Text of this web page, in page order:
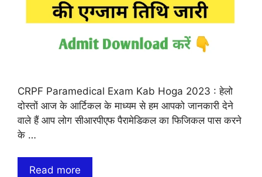
CRPF Paramedical Exam Kab Hoga 2023 : हेलो
दोस्तों आज के आर्टिकल के माध्यम से हम आपको जानकारी देने
वाले हैं आप लोग सीआरपीएफ पैरामेडिकल का फिजिकल पास करने
के …
Read more